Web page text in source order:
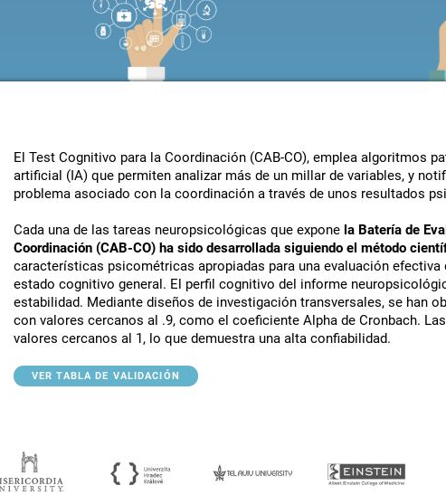
El Test Cognitivo para la Coordinación (CAB-CO), emplea algoritmos
artificial (IA) que permiten analizar más de un millar de variables, y
problema asociado con la coordinación a través de unos resultados
Cada una de las tareas neuropsicológicas que expone la Batería de
Coordinación (CAB-CO) ha sido desarrollada siguiendo el método
características psicométricas apropiadas para una evaluación
estado cognitivo general. El perfil cognitivo del informe
estabilidad. Mediante diseños de investigación transversales, se han
con valores cercanos al .9, como el coeficiente Alpha de Cronbach.
valores cercanos al 1, lo que demuestra una alta confiabilidad.
VER TABLA DE VALIDACIÓN